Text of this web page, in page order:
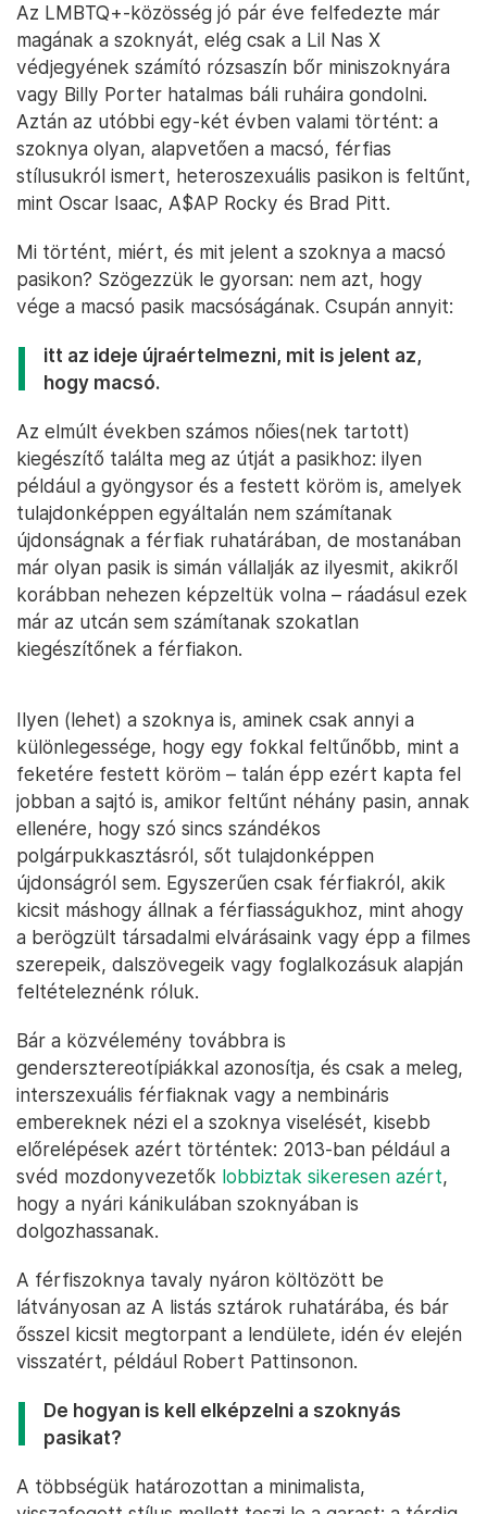
Az LMBTQ+-közösség jó pár éve felfedezte már
magának a szoknyát, elég csak a Lil Nas X
védjegyének számító rózsaszín bőr miniszoknyára
vagy Billy Porter hatalmas báli ruháira gondolni.
Aztán az utóbbi egy-két évben valami történt: a
szoknya olyan, alapvetően a macsó, férfias
stílusukról ismert, heteroszexuális pasikon is feltűnt,
mint Oscar Isaac, A$AP Rocky és Brad Pitt.
Mi történt, miért, és mit jelent a szoknya a macsó
pasikon? Szögezzük le gyorsan: nem azt, hogy
vége a macsó pasik macsóságának. Csupán annyit:
itt az ideje újraértelmezni, mit is jelent az,
hogy macsó.
Az elmúlt években számos nőies(nek tartott)
kiegészítő találta meg az útját a pasikhoz: ilyen
például a gyöngysor és a festett köröm is, amelyek
tulajdonképpen egyáltalán nem számítanak
újdonságnak a férfiak ruhatárában, de mostanában
már olyan pasik is simán vállalják az ilyesmit, akikről
korábban nehezen képzeltük volna – ráadásul ezek
már az utcán sem számítanak szokatlan
kiegészítőnek a férfiakon.
Ilyen (lehet) a szoknya is, aminek csak annyi a
különlegessége, hogy egy fokkal feltűnőbb, mint a
feketére festett köröm – talán épp ezért kapta fel
jobban a sajtó is, amikor feltűnt néhány pasin, annak
ellenére, hogy szó sincs szándékos
polgárpukkasztásról, sőt tulajdonképpen
újdonságról sem. Egyszerűen csak férfiakról, akik
kicsit máshogy állnak a férfiasságukhoz, mint ahogy
a berögzült társadalmi elvárásaink vagy épp a filmes
szerepeik, dalszövegeik vagy foglalkozásuk alapján
feltételeznénk róluk.
Bár a közvélemény továbbra is
gendersztereotípiákkal azonosítja, és csak a meleg,
interszexuális férfiaknak vagy a nembináris
embereknek nézi el a szoknya viselését, kisebb
előrelépések azért történtek: 2013-ban például a
svéd mozdonyvezetők lobbiztak sikeresen azért,
hogy a nyári kánikulában szoknyában is
dolgozhassanak.
A férfiszoknya tavaly nyáron költözött be
látványosan az A listás sztárok ruhatárába, és bár
ősszel kicsit megtorpant a lendülete, idén év elején
visszatért, például Robert Pattinsonon.
De hogyan is kell elképzelni a szoknyás
pasikat?
A többségük határozottan a minimalista,